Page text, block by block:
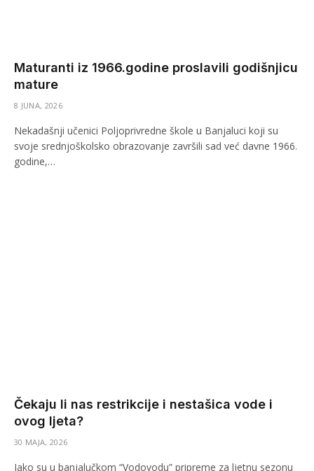
Maturanti iz 1966.godine proslavili godišnjicu
mature
8 JUNA, 2026
Nekadašnji učenici Poljoprivredne škole u Banjaluci koji su
svoje srednjoškolsko obrazovanje završili sad već davne 1966.
godine,…
Čekaju li nas restrikcije i nestašica vode i
ovog ljeta?
30 MAJA, 2026
Iako su u banjalučkom “Vodovodu” pripreme za ljetnu sezonu